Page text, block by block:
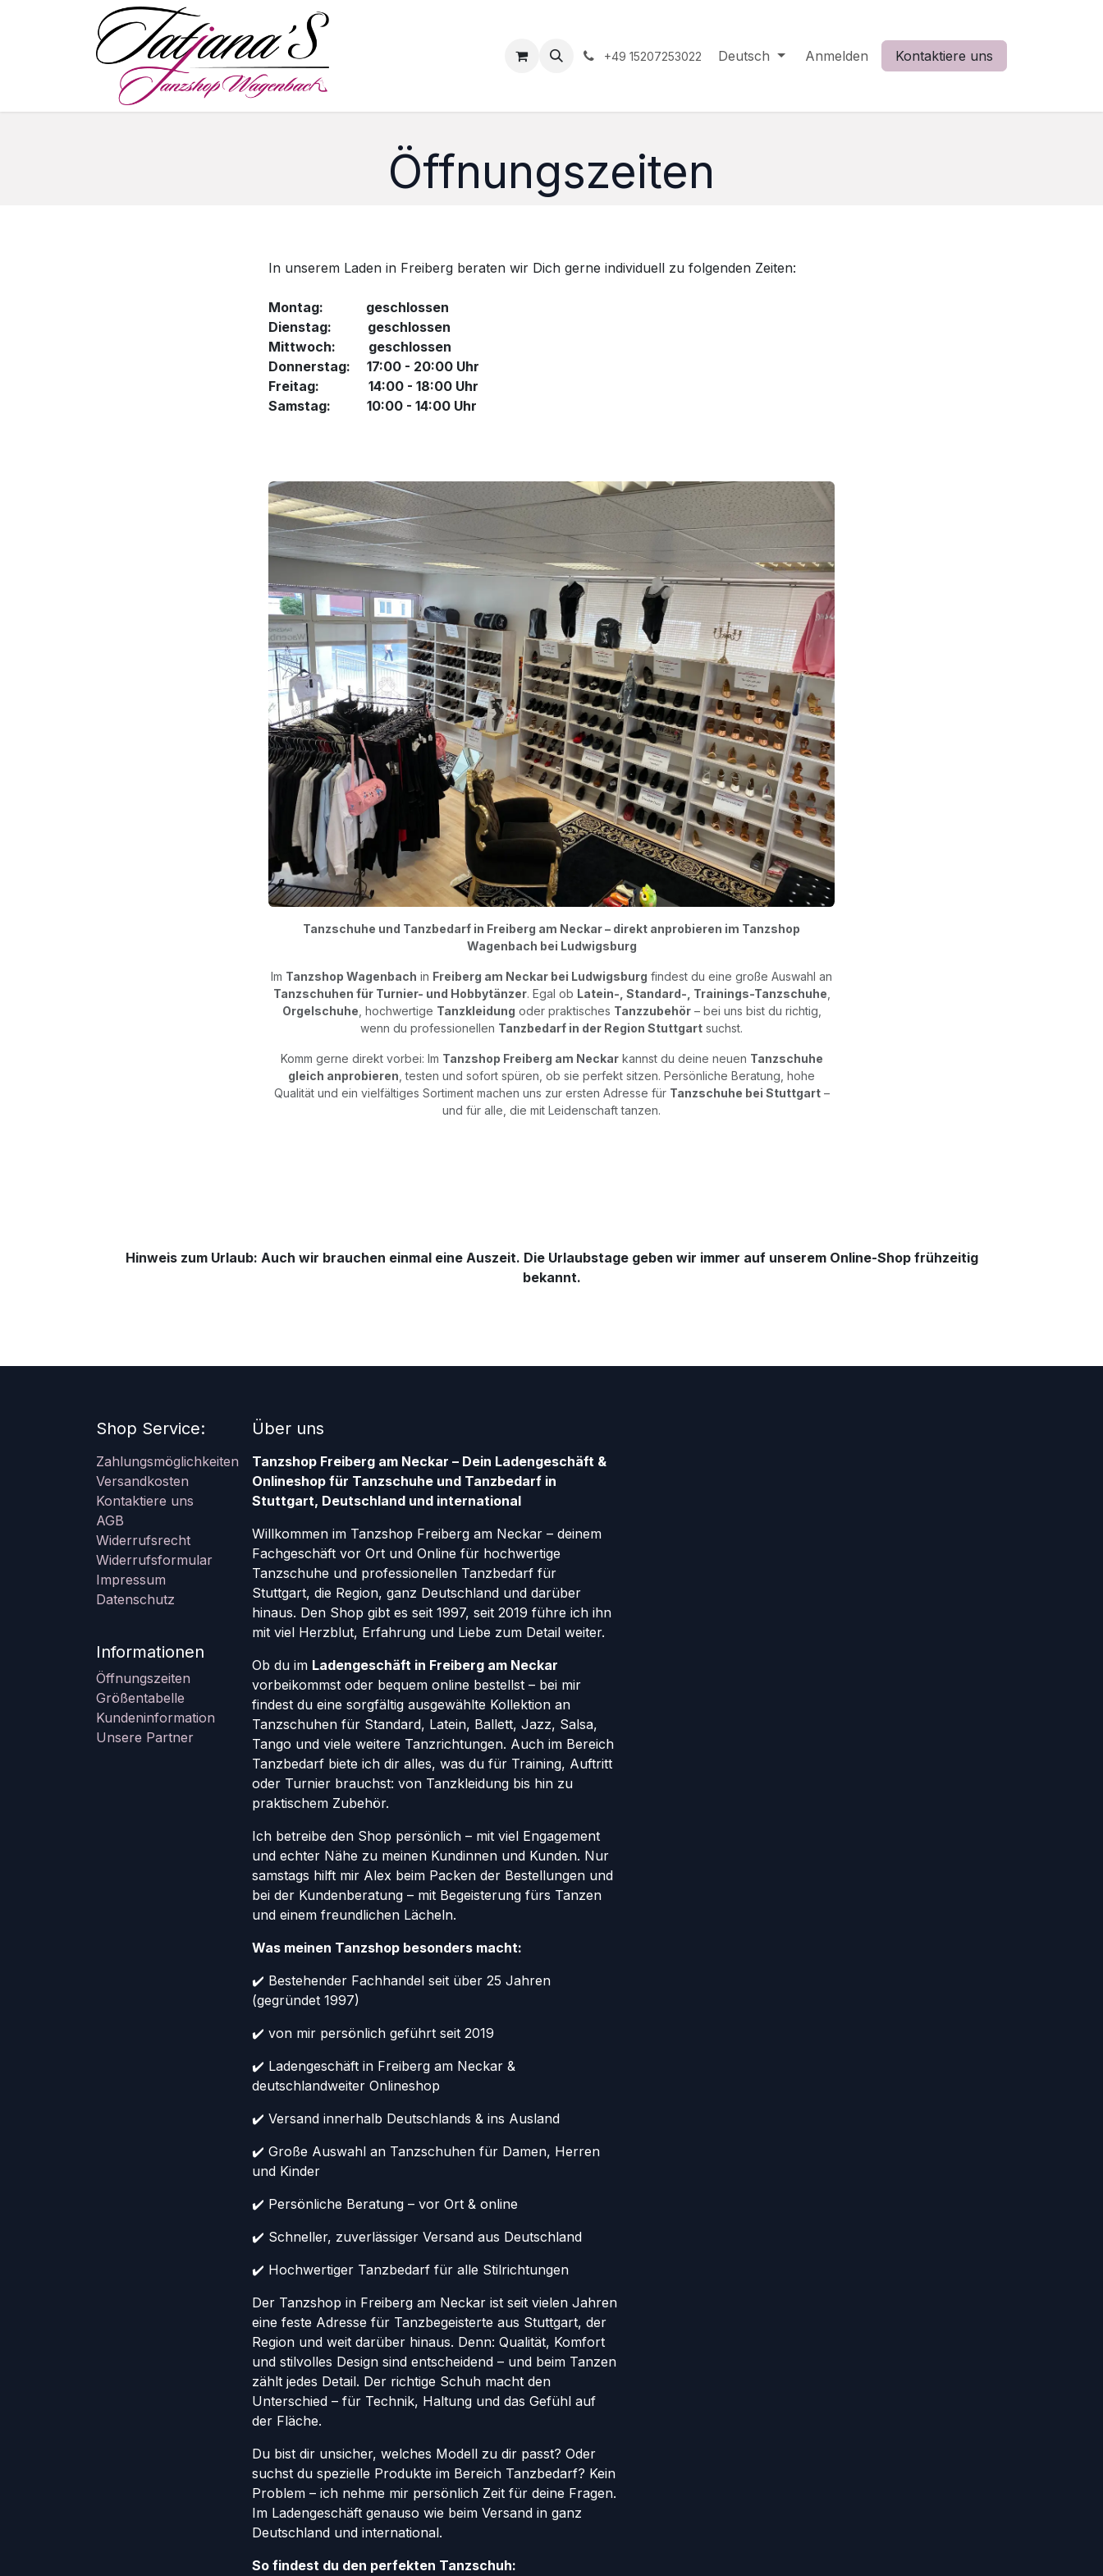
Zum Inhalt springen
Hilfe Termin +49 15207253022 Deutsch Anmelden Kontaktiere uns
Öffnungszeiten
In unserem Laden in Freiberg beraten wir Dich gerne individuell zu folgenden Zeiten:
Montag: geschlossen
Dienstag: geschlossen
Mittwoch: geschlossen
Donnerstag: 17:00 - 20:00 Uhr
Freitag: 14:00 - 18:00 Uhr
Samstag: 10:00 - 14:00 Uhr
Tanzschuhe und Tanzbedarf in Freiberg am Neckar – direkt anprobieren im Tanzshop
Wagenbach bei Ludwigsburg
Im Tanzshop Wagenbach in Freiberg am Neckar bei Ludwigsburg findest du eine große Auswahl an
Tanzschuhen für Turnier- und Hobbytänzer. Egal ob Latein-, Standard-, Trainings-Tanzschuhe
Orgelschuhe , hochwertige Tanzkleidung oder praktisches Tanzzubehör– bei uns bist du richtig,
wenn du professionellen Tanzbedarf in der Region Stuttgart suchst.
Komm gerne direkt vorbei: Im Tanzshop Freiberg am Neckarkannst du deine neuen Tanzschuhe
gleich anprobieren , testen und sofort spüren, ob sie perfekt sitzen. Persönliche Beratung, hohe
Qualität und ein vielfältiges Sortiment machen uns zur ersten Adresse für Tanzschuhe bei Stuttgart–
und für alle, die mit Leidenschaft tanzen.
Hinweis zum Urlaub: Auch wir brauchen einmal eine Auszeit. Die Urlaubstage geben wir immer auf unserem Online-Shop frühzeitig
bekannt.
Shop Service:
Zahlungsmöglichkeiten
Versandkosten
Kontaktiere uns
AGB
Widerrufsrecht
Widerrufsformular
Impressum
Datenschutz
Informationen
Öffnungszeiten
Größentabelle
Kundeninformation
Unsere Partner
Über uns
Tanzshop Freiberg am Neckar – Dein Ladengeschäft &
Onlineshop für Tanzschuhe und Tanzbedarf in
Stuttgart, Deutschland und international
Willkommen im Tanzshop Freiberg am Neckar – deinem
Fachgeschäft vor Ort und Online für hochwertige
Tanzschuhe und professionellen Tanzbedarf für
Stuttgart, die Region, ganz Deutschland und darüber
hinaus. Den Shop gibt es seit 1997, seit 2019 führe ich ihn
mit viel Herzblut, Erfahrung und Liebe zum Detail weiter.
Ob du im Ladengeschäft in Freiberg am Neckar
vorbeikommst oder bequem online bestellst – bei mir
findest du eine sorgfältig ausgewählte Kollektion an
Tanzschuhen für Standard, Latein, Ballett, Jazz, Salsa,
Tango und viele weitere Tanzrichtungen. Auch im Bereich
Tanzbedarf biete ich dir alles, was du für Training, Auftritt
oder Turnier brauchst: von Tanzkleidung bis hin zu
praktischem Zubehör.
Ich betreibe den Shop persönlich – mit viel Engagement
und echter Nähe zu meinen Kundinnen und Kunden. Nur
samstags hilft mir Alex beim Packen der Bestellungen und
bei der Kundenberatung – mit Begeisterung fürs Tanzen
und einem freundlichen Lächeln.
Was meinen Tanzshop besonders macht:
✔️ Bestehender Fachhandel seit über 25 Jahren
(gegründet 1997)
✔️ von mir persönlich geführt seit 2019
✔️ Ladengeschäft in Freiberg am Neckar &
deutschlandweiter Onlineshop
✔️ Versand innerhalb Deutschlands & ins Ausland
✔️ Große Auswahl an Tanzschuhen für Damen, Herren
und Kinder
✔️ Persönliche Beratung – vor Ort & online
✔️ Schneller, zuverlässiger Versand aus Deutschland
✔️ Hochwertiger Tanzbedarf für alle Stilrichtungen
Der Tanzshop in Freiberg am Neckar ist seit vielen Jahren
eine feste Adresse für Tanzbegeisterte aus Stuttgart, der
Region und weit darüber hinaus. Denn: Qualität, Komfort
und stilvolles Design sind entscheidend – und beim Tanzen
zählt jedes Detail. Der richtige Schuh macht den
Unterschied – für Technik, Haltung und das Gefühl auf
der Fläche.
Du bist dir unsicher, welches Modell zu dir passt? Oder
suchst du spezielle Produkte im Bereich Tanzbedarf? Kein
Problem – ich nehme mir persönlich Zeit für deine Fragen.
Im Ladengeschäft genauso wie beim Versand in ganz
Deutschland und international.
So findest du den perfekten Tanzschuh: